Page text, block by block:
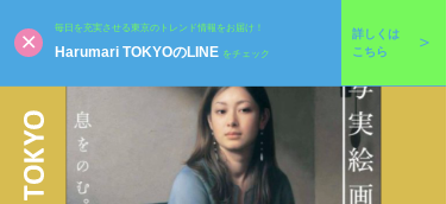
毎日を充実させる東京のトレンド情報をお届け！
Harumari TOKYOのLINE をチェック
詳しくは
こちら